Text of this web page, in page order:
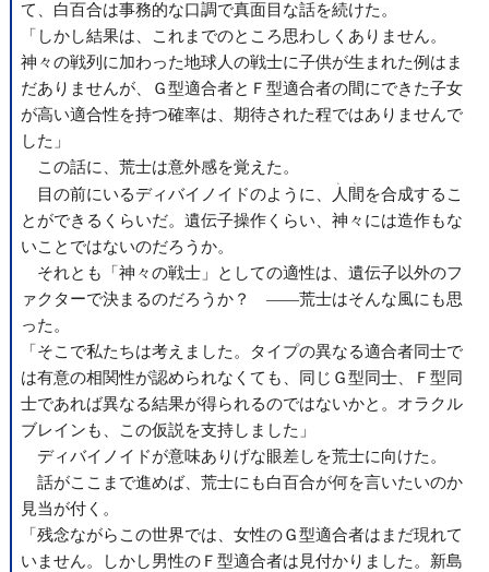
て、白百合は事務的な口調で真面目な話を続けた。
「しかし結果は、これまでのところ思わしくありません。
神々の戦列に加わった地球人の戦士に子供が生まれた例はま
だありませんが、Ｇ型適合者とＦ型適合者の間にできた子女
が高い適合性を持つ確率は、期待された程ではありませんで
した」
この話に、荒士は意外感を覚えた。
目の前にいるディバイノイドのように、 人間
、、
を合成するこ
とができるくらいだ。遺伝子操作くらい、神々には造作もな
いことではないのだろうか。
それとも「神々の戦士」としての適性は、遺伝子以外のフ
ァクターで決まるのだろうか？ ――荒士はそんな風にも思
った。
「そこで私たちは考えました。タイプの異なる適合者同士で
は有意の相関性が認められなくても、同じＧ型同士、Ｆ型同
士であれば異なる結果が得られるのではないかと。オラクル
ブレインも、この仮説を支持しました」
ディバイノイドが意味ありげな眼差しを荒士に向けた。
話がここまで進めば、荒士にも白百合が何を言いたいのか
見当が付く。
「残念ながらこの世界では、女性のＧ型適合者はまだ現れて
いません。しかし男性のＦ型適合者は見付かりました。新島